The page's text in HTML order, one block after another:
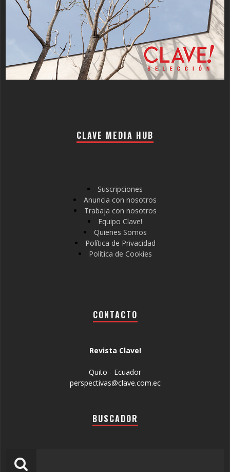
CLAVE MEDIA HUB
Suscripciones
Anuncia con nosotros
Trabaja con nosotros
Equipo Clave!
Quienes Somos
Política de Privacidad
Política de Cookies
CONTACTO
Revista Clave!
Quito - Ecuador
perspectivas@clave.com.ec
BUSCADOR